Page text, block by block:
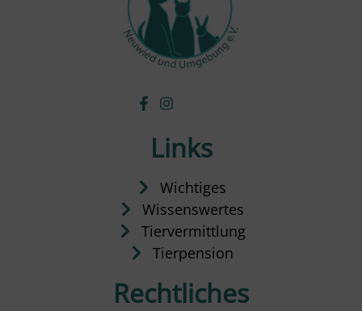
Links
Wichtiges
Wissenswertes
Tiervermittlung
Tierpension
Rechtliches